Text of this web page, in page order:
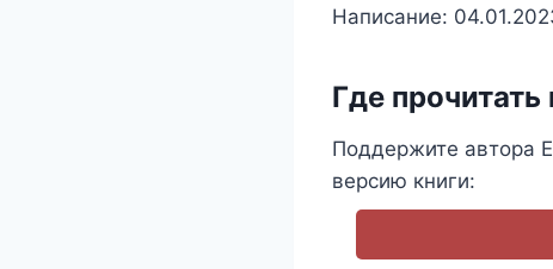
Написание:
Где
Поддержите автора
версию книги: